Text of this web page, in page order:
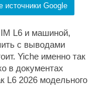
источники Google
L6 и машиной,
с выводами
Yiche именно так
в документах
L6 2026 модельного